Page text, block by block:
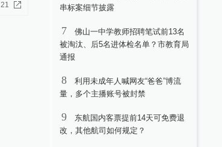
21
串标案细节披露
7
佛山一中学教师招聘笔试前13名
被淘汰、后5名进体检名单？市教育局
通报
8
利用未成年人喊网友“爸爸”博流
量，多个主播账号被封禁
9
东航国内客票提前14天可免费退
改，其他航司如何规定？